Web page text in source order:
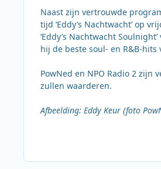
Naast zijn vertrouwde
tijd ‘Eddy’s Nachtwacht’ op
‘Eddy’s Nachtwacht
hij de beste soul- en R&B-
PowNed en NPO Radio 2
zullen waarderen.
Afbeelding: Eddy Keur (foto